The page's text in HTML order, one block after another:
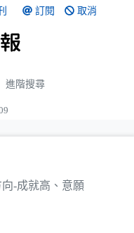
訂閱 取消
進階搜尋
-成就高、意願